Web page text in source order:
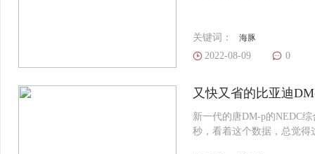
关键词： 海豚
2022-08-09 0
又快又省的比亚迪
新一代的唐DM-p的NEDC
秒，看着这个数据，总觉